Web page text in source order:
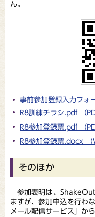
ん。
事前参加登録入力フォ
R8訓練チラシ.pdf （
R8参加登録票.pdf （
R8参加登録票.docx
そのほか
参加表明は、ShakeOut
ますが、参加申込を行わ
メール配信サービス」か